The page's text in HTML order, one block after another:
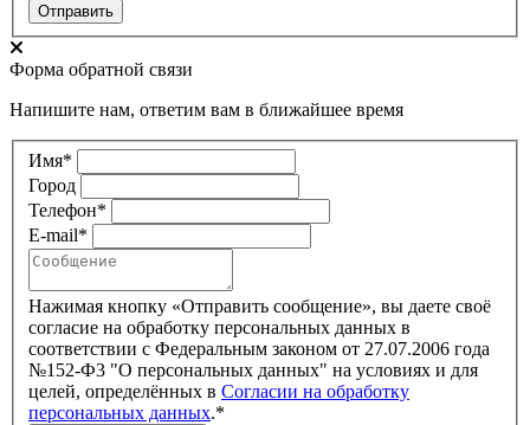
Отправить
Форма обратной связи
Напишите нам, ответим вам в ближайшее время
Имя*
Город
Телефон*
E-mail*
Нажимая кнопку «Отправить сообщение», вы даете своё
согласие на обработку персональных данных в
соответствии с Федеральным законом от 27.07.2006 года
№152-Ф3 "О персональных данных" на условиях и для
целей, определённых в Согласии на обработку
персональных данных.*